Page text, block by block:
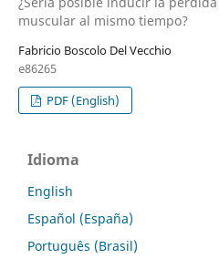
muscular al mismo tiempo?
Fabricio Boscolo Del Vecchio
e86265
PDF (English)
Idioma
English
Español (España)
Português (Brasil)